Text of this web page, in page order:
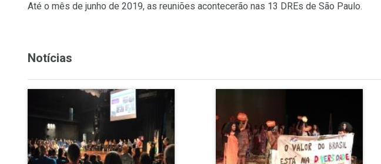
Até o mês de junho de 2019, as reuniões acontecerão nas 13 DREs de São Paulo.
Notícias